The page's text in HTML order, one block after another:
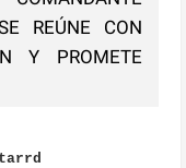
REÚNE CON
Y PROMETE